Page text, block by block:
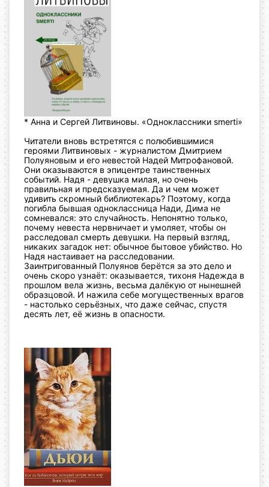
* Анна и Сергей Литвиновы. «Одноклассники smerti»
Читатели вновь встретятся с полюбившимися
героями Литвиновых - журналистом Дмитрием
Полуяновым и его невестой Надей Митрофановой.
Они оказываются в эпицентре таинственных
событий. Надя - девушка милая, но очень
правильная и предсказуемая. Да и чем может
удивить скромный библиотекарь? Поэтому, когда
погибла бывшая одноклассница Нади, Дима не
сомневался: это случайность. Непонятно только,
почему невеста нервничает и умоляет, чтобы он
расследовал смерть девушки. На первый взгляд,
никаких загадок нет: обычное бытовое убийство. Но
Надя настаивает на расследовании.
Заинтригованный Полуянов берётся за это дело и
очень скоро узнаёт: оказывается, тихоня Надежда в
прошлом вела жизнь, весьма далёкую от нынешней
образцовой. И нажила себе могущественных врагов
- настолько серьёзных, что даже сейчас, спустя
десять лет, её жизнь в опасности.